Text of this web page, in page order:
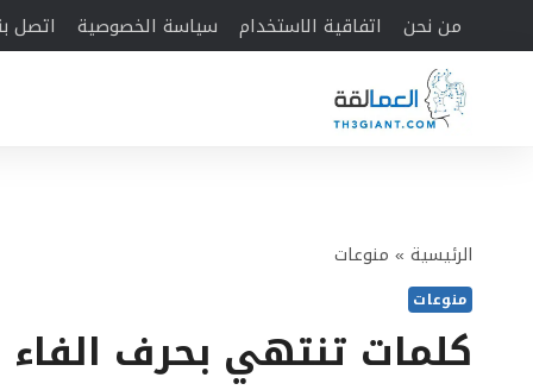
إلى
المحتوى
من نحن اتفاقية الاستخدام سياسة الخصوصية اتصل
الرئيسية » منوعات
منوعات
كلمات تنتهي بحرف الفاء